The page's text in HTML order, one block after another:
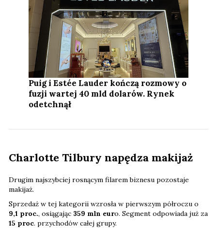
Puig i Estée Lauder kończą rozmowy o
fuzji wartej 40 mld dolarów. Rynek
odetchnął
Charlotte Tilbury napędza makijaż
Drugim najszybciej rosnącym filarem biznesu pozostaje
makijaż.
Sprzedaż w tej kategorii wzrosła w pierwszym półroczu o
9,1 proc., osiągając 359 mln euro. Segment odpowiada już za
15 proc. przychodów całej grupy.